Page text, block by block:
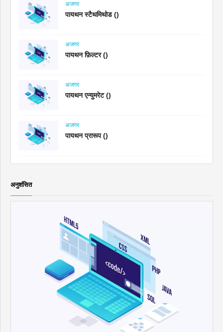
अजगर
पायथन स्टैथमिथोड ()
अजगर
पायथन फ़िल्टर ()
अजगर
पायथन एन्युमरेट ()
अजगर
पायथन प्रारूप ()
अनुशंसित